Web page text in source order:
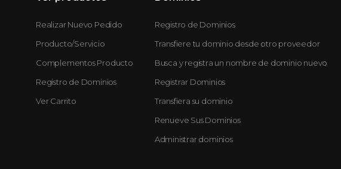
Realizar Nuevo Pedido
Producto/Servicio
Complementos Producto
Registro de Dominios
Ver Carrito
Registro de Dominios
Transfiere tu dominio desde otro proveedor
Busca y registra un nombre de dominio nuevo
Registrar Dominios
Transfiera su dominio
Renueve Sus Dominios
Administrar dominios